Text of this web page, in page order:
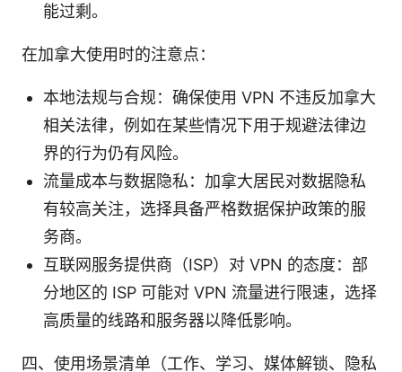
能过剩。
在加拿大使用时的注意点：
本地法规与合规：确保使用 VPN 不违反加拿大
相关法律，例如在某些情况下用于规避法律边
界的行为仍有风险。
流量成本与数据隐私：加拿大居民对数据隐私
有较高关注，选择具备严格数据保护政策的服
务商。
互联网服务提供商（ISP）对 VPN 的态度：部
分地区的 ISP 可能对 VPN 流量进行限速，选择
高质量的线路和服务器以降低影响。
四、使用场景清单（工作、学习、媒体解锁、隐私